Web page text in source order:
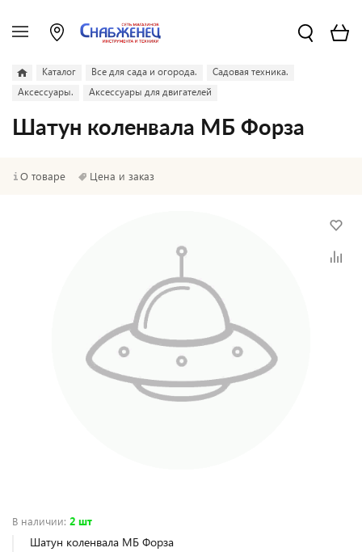
Каталог Все для сада и огорода.
Садовая техника.
Аксессуары.
Аксессуары для двигателей
Шатун коленвала МБ Форза
О товаре Цена и заказ
В наличии: 2 шт
Шатун коленвала МБ Форза